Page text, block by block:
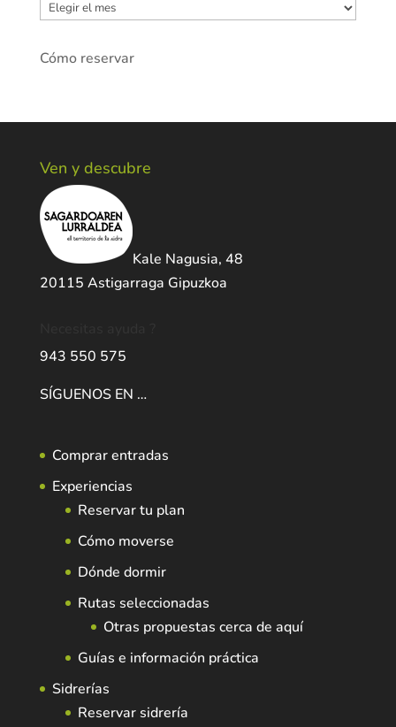
Archivos
Cómo reservar
Ven y descubre
Kale Nagusia, 48
20115 Astigarraga Gipuzkoa
943 550 575
SÍGUENOS EN …
Comprar entradas
Experiencias
Reservar tu plan
Cómo moverse
Dónde dormir
Rutas seleccionadas
Otras propuestas cerca de aquí
Guías e información práctica
Sidrerías
Reservar sidrería